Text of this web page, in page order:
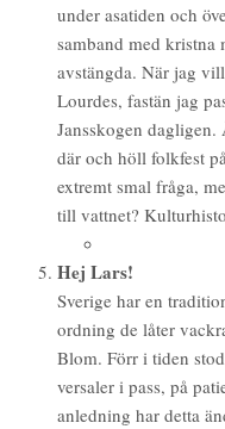
under asatiden och
samband med kristna
avstängda. När jag
Lourdes, fastän jag
Jansskogen
där och höll folkfest
extremt smal fråga,
till vattnet?
Hej Lars!
Sverige har en
ordning de låter
Blom. Förr i tiden
versaler i pass, på
anledning har detta